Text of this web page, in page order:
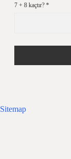
7 + 8 kaçtır? *
Sitemap